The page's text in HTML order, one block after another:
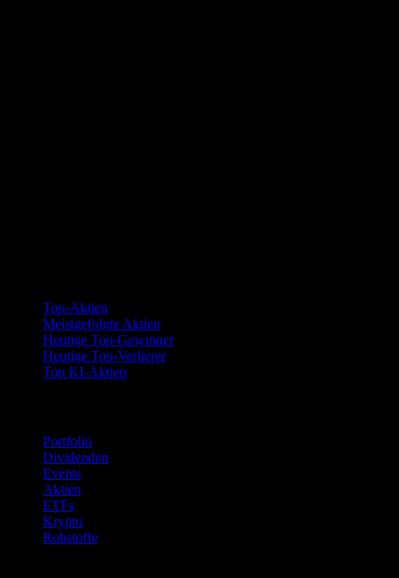
Top-Aktien
Meistgefolgte Aktien
Heutige Top-Gewinner
Heutige Top-Verlierer
Top KI-Aktien
Portfolio
Dividenden
Events
Aktien
ETFs
Krypto
Rohstoffe